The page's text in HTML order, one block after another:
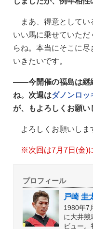
まあ、得意として
いい馬に乗せていた
らね。本当にそこに
いきたいです。
——今開催の福島は継
ね。次週はダノンロッ
が、もよろしくお願い
よろしくお願いしま
※次回は7月7日(金)
プロフィール
戸崎 圭
1980年7
に大井競
ビュー